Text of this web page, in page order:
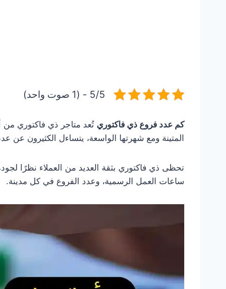
5/5 - (1 صوت واحد)
كم عدد فروع ذي فاكتوري تُعد متاجر ذي فاكتوري من
المتينة ومع شهرتها الواسعة، يتساءل الكثيرون
تحظى ذي فاكتوري بثقة العديد من العملاء نظرًا
ساعات العمل الرسمية، وعدد الفروع في كل مدينة.